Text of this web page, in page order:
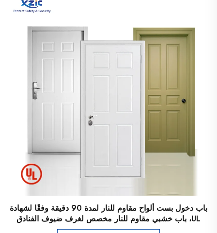
باب دخول بست ألواح مقاوم للنار لمدة 90 دقيقة وفقًا لشهادة
UL، باب خشبي مقاوم للنار مخصص لغرف ضيوف الفنادق